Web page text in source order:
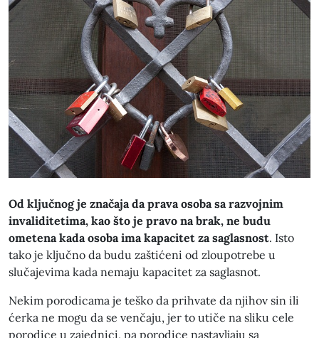
Od ključnog je značaja da prava osoba sa razvojnim
invaliditetima, kao što je pravo na brak, ne budu
ometena kada osoba ima kapacitet za saglasnost. Isto
tako je ključno da budu zaštićeni od zloupotrebe u
slučajevima kada nemaju kapacitet za saglasnot.
Nekim porodicama je teško da prihvate da njihov sin ili
ćerka ne mogu da se venčaju, jer to utiče na sliku cele
porodice u zajednici, pa porodice nastavljaju sa